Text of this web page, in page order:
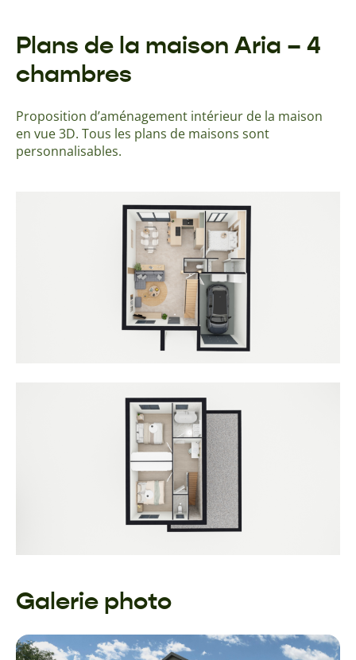
Plans de la maison Aria – 4
chambres
Proposition d’aménagement intérieur de la maison
en vue 3D. Tous les plans de maisons sont
personnalisables.
Galerie photo